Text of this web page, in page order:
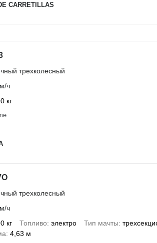
CARRETILLAS
трехколесный
ч
кг
трехколесный
ч
кг Топливо электро Тип мачты
4,63 м